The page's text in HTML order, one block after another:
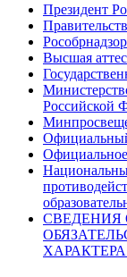
Президент
Рособрнадзор
Высшая
Российской
СВЕДЕНИЯ